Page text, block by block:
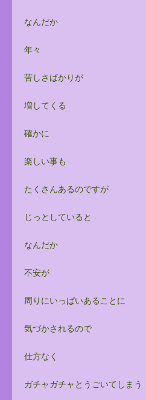
なんだか
年々
苦しさばかりが
増してくる
確かに
楽しい事も
たくさんあるのですが
じっとしていると
なんだか
不安が
周りにいっぱいあることに
気づかされるので
仕方なく
ガチャガチャとうごいてしまう